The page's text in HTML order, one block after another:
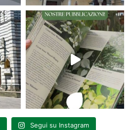
Segui su Instagram